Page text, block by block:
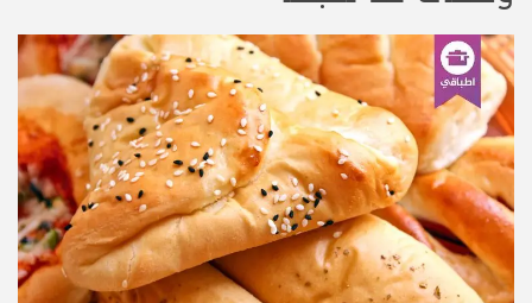
عرض الوصفة